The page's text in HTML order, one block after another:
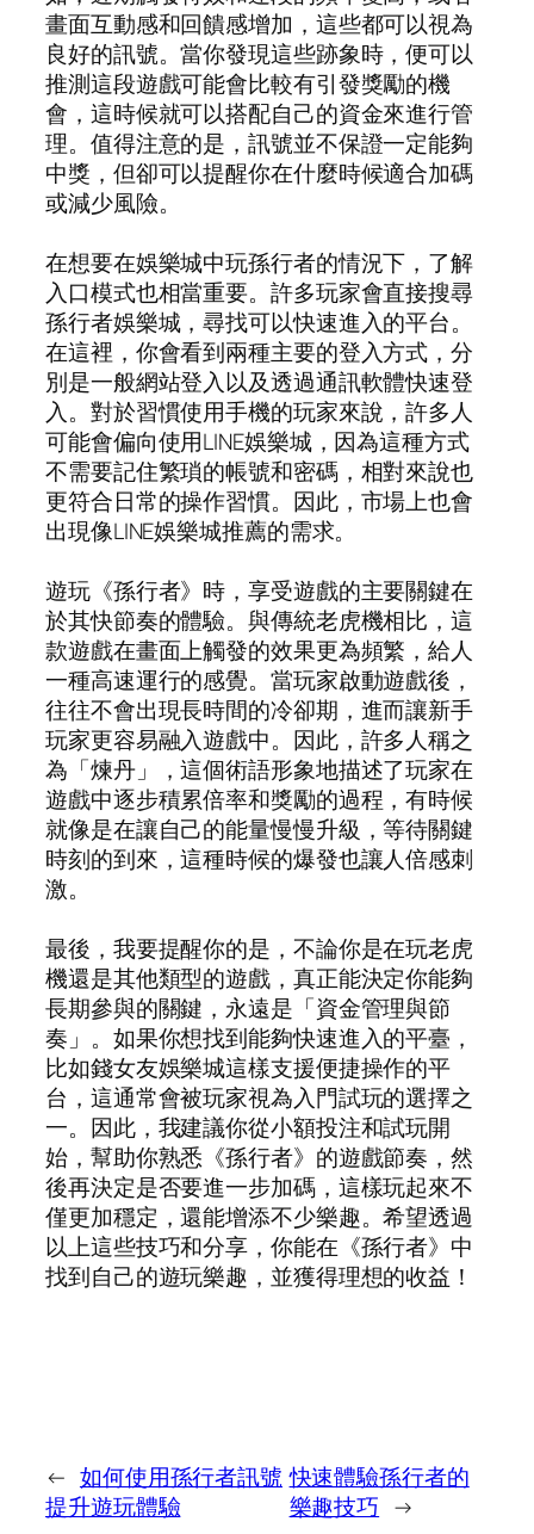
畫面互動感和回饋感增加，這些都可以視為
良好的訊號。當你發現這些跡象時，便可以
推測這段遊戲可能會比較有引發獎勵的機
會，這時候就可以搭配自己的資金來進行管
理。值得注意的是，訊號並不保證一定能夠
中獎，但卻可以提醒你在什麼時候適合加碼
或減少風險。
在想要在娛樂城中玩孫行者的情況下，了解
入口模式也相當重要。許多玩家會直接搜尋
孫行者娛樂城，尋找可以快速進入的平台。
在這裡，你會看到兩種主要的登入方式，分
別是一般網站登入以及透過通訊軟體快速登
入。對於習慣使用手機的玩家來說，許多人
可能會偏向使用LINE娛樂城，因為這種方式
不需要記住繁瑣的帳號和密碼，相對來說也
更符合日常的操作習慣。因此，市場上也會
出現像LINE娛樂城推薦的需求。
遊玩《孫行者》時，享受遊戲的主要關鍵在
於其快節奏的體驗。與傳統老虎機相比，這
款遊戲在畫面上觸發的效果更為頻繁，給人
一種高速運行的感覺。當玩家啟動遊戲後，
往往不會出現長時間的冷卻期，進而讓新手
玩家更容易融入遊戲中。因此，許多人稱之
為「煉丹」，這個術語形象地描述了玩家在
遊戲中逐步積累倍率和獎勵的過程，有時候
就像是在讓自己的能量慢慢升級，等待關鍵
時刻的到來，這種時候的爆發也讓人倍感刺
激。
最後，我要提醒你的是，不論你是在玩老虎
機還是其他類型的遊戲，真正能決定你能夠
長期參與的關鍵，永遠是「資金管理與節
奏」。如果你想找到能夠快速進入的平臺，
比如錢女友娛樂城這樣支援便捷操作的平
台，這通常會被玩家視為入門試玩的選擇之
一。因此，我建議你從小額投注和試玩開
始，幫助你熟悉《孫行者》的遊戲節奏，然
後再決定是否要進一步加碼，這樣玩起來不
僅更加穩定，還能增添不少樂趣。希望透過
以上這些技巧和分享，你能在《孫行者》中
找到自己的遊玩樂趣，並獲得理想的收益！
← 如何使用孫行者訊號
提升遊玩體驗
快速體驗孫行者的
樂趣技巧 →